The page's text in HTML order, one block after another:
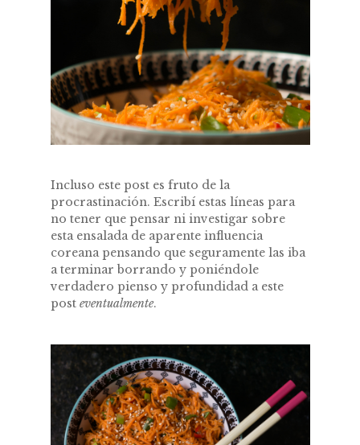
Incluso este post es fruto de la
procrastinación. Escribí estas líneas para
no tener que pensar ni investigar sobre
esta ensalada de aparente influencia
coreana pensando que seguramente las iba
a terminar borrando y poniéndole
verdadero pienso y profundidad a este
post eventualmente.